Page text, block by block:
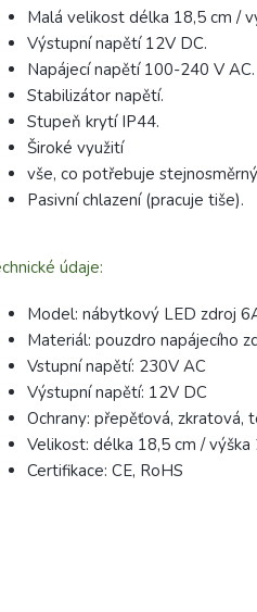
Malá velikost délka 18,5 cm /
Výstupní napětí 12V DC.
Napájecí napětí 100-240 V AC.
Stabilizátor napětí.
Stupeň krytí IP44.
Široké využití
vše, co potřebuje
Pasivní chlazení (pracuje tiše).
údaje:
Model: nábytkový LED zdroj
Materiál: pouzdro napájecího
Vstupní napětí: 230V AC
Výstupní napětí: 12V DC
Ochrany: přepěťová, zkratová,
Velikost: délka 18,5 cm / výška
Certifikace: CE, RoHS